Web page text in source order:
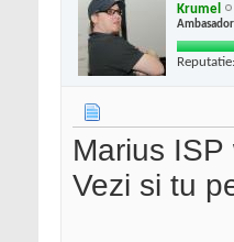
Krumel
Ambasador
Reputatie:
Marius ISP
Vezi si tu